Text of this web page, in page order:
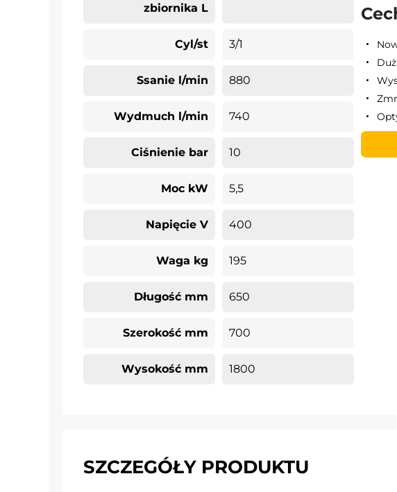
zbiornika L
Cyl/st 3/1
Ssanie l/min 880
Wydmuch l/min 740
Ciśnienie bar 10
Moc kW 5,5
Napięcie V 400
Waga kg 195
Długość mm 650
Szerokość mm 700
Wysokość mm 1800
SZCZEGÓŁY PRODUKTU